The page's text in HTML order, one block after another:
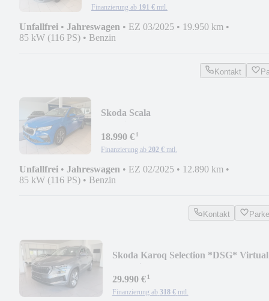
Finanzierung ab 191 € mtl.
Unfallfrei • Jahreswagen • EZ 03/2025 • 19.950 km •
85 kW (116 PS) • Benzin
Kontakt
Skoda Scala
18.990 €¹
Finanzierung ab 202 € mtl.
Unfallfrei • Jahreswagen • EZ 02/2025 • 12.890 km •
85 kW (116 PS) • Benzin
Kontakt
Skoda Karoq Selection *DSG* Virtual
29.990 €¹
Finanzierung ab 318 € mtl.